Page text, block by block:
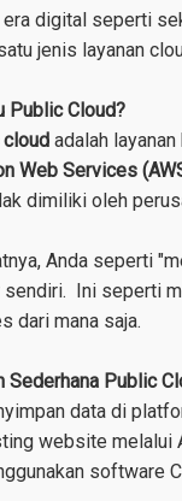
era digital seperti
jenis layanan
Public Cloud?
cloud adalah
Web Services
dimiliki oleh
Anda seperti
sendiri. Ini seperti
dari mana saja.
Sederhana Public
data di
website melalui
software